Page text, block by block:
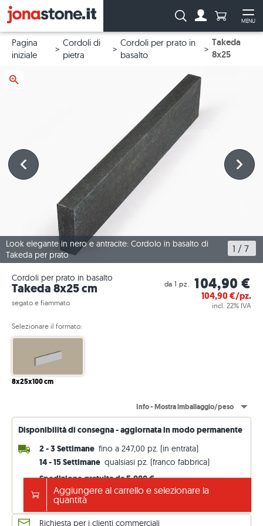
MENU
Ricerca: Numero di
Pagina
iniziale
Cordoli di
pietra
Cordoli per prato in
basalto
Takeda
8x25
Look elegante in nero e antracite: Cordolo in basalto di
Takeda per prato
1 / 7
Cordoli per prato in basalto
Takeda 8x25 cm
segato e fiammato
da 1 pz. 104,90 €
104,90€/pz.
incl. 22% IVA
Selezionare il formato:
8x25x100 cm
Info - Mostra imballaggio/peso
Disponibilità di consegna - aggiornata in modo permanente
2 - 3 Settimane fino a 247,00 pz. (in entrata)
14 - 15 Settimane qualsiasi pz. (franco fabbrica)
Spedizione gratuita da 5.000 €
altrimenti 199 €. Prezzi IVA inclusa (22 %)
Visualizza i dettagli della consegna
Richiesta per i clienti commerciali
Aggiungere al carrello e selezionare la
quantità